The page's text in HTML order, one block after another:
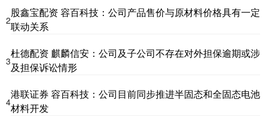
2
股鑫宝配资 容百科技：公司产品售价与原材料价格具有一定
联动关系
3
杜德配资 麒麟信安：公司及子公司不存在对外担保逾期或涉
及担保诉讼情形
4
港联证券 容百科技：公司目前同步推进半固态和全固态电池
材料开发